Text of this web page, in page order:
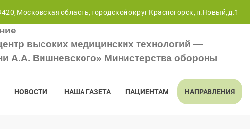
Московская область, городской округ Красногорск, п.Новый, д.1
высоких медицинских технологий —
А.А. Вишневского» Министерства обороны
НОВОСТИ НАША ГАЗЕТА ПАЦИЕНТАМ НАПРАВЛЕНИЯ